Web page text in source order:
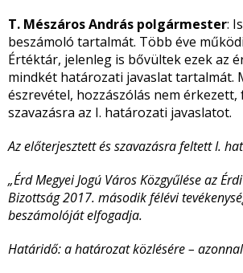
T. Mészáros András polgármester:
beszámoló tartalmát. Több éve
Értéktár, jelenleg is bővültek ezek az
mindkét határozati javaslat tartalmát.
észrevétel, hozzászólás nem érkezett,
szavazásra az I. határozati javaslatot.
Az előterjesztett és szavazásra feltett I.
„Érd Megyei Jogú Város Közgyűlése az
Bizottság 2017. második félévi
beszámolóját elfogadja.
Határidő: a határozat közlésére – azonnal